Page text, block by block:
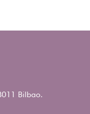
Bilbao.